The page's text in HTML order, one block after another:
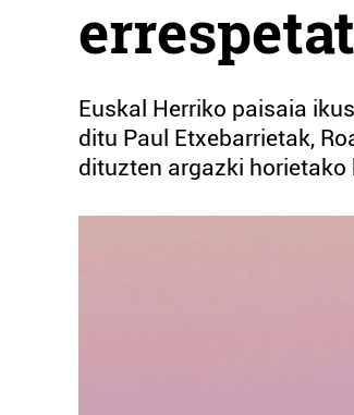
Euskal Herriko paisaia
ditu Paul Etxebarrietak,
dituzten argazki